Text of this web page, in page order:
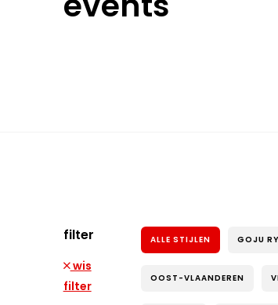
filter
wis
filter
ALLE STIJLEN GOJU
OOST-VLAANDEREN